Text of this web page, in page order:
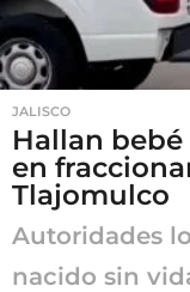
JALISCO
Hallan
en
Tlajomulco
Autoridades
nacido sin